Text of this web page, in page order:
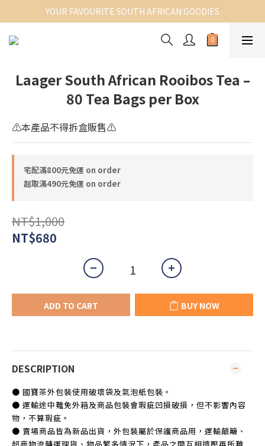
YOUR FAVOURITE SOUTH AFRICAN GOODIES
Laager South African Rooibos Tea –
80 Tea Bags per Box
⚠️本產品不得拆盒販售⚠️
宅配滿800元免運 on order
超取滿490元免運 on order
NT$1,000
NT$680
ADD TO CART BUY NOW
DESCRIPTION
● 國寶茶外包裝使用破壞袋及氣泡紙包裝。
● 運輸途中難免外箱及商品包裝會瑕疵凹損破損，但不影響內容
物，不算瑕疵。
● 賣場商品皆為新品出貨，外包裝屬於保護商品用，運輸顛簸、